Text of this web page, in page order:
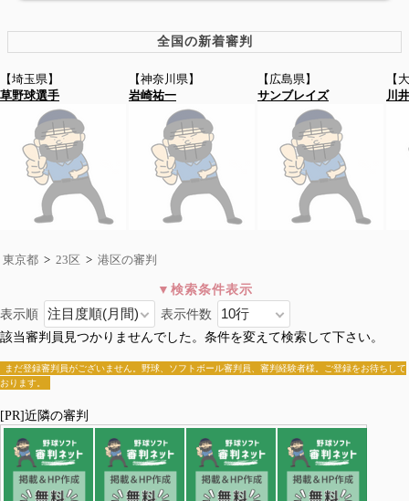
全国の新着審判
【埼玉県】
草野球選手
【神奈川県】
岩崎祐一
【広島県】
サンブレイズ
【
川
東京都 > 23区 > 港区の審判
港区
23区 >港区
千代田区
中央区 港区 新宿区 文京区 台東区 墨田区
江東区
品川区
北区
荒川区
表示順
表示件数
該当審判員見つかりませんでした。条件を変えて検索して下さい。
まだ登録審判員がございません。野球、ソフトボール審判員、審判経験者様。ご登録をお待ちして
おります。
[PR]近隣の審判